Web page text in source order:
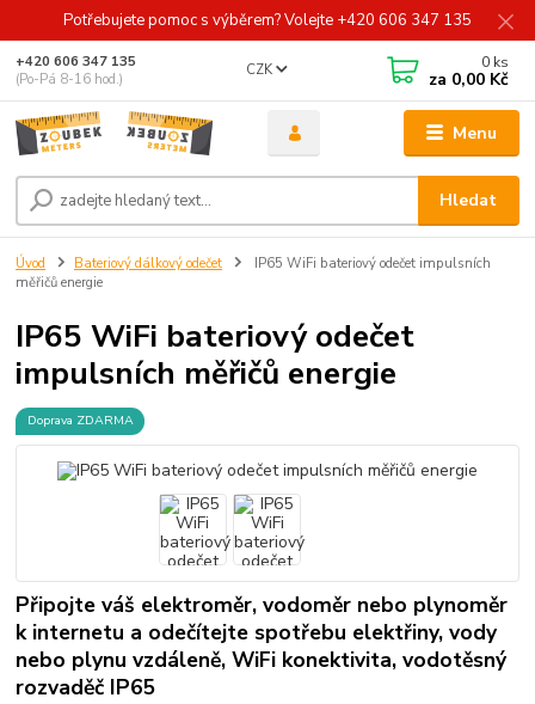
Potřebujete pomoc s výběrem? Volejte +420 606 347 135
Menu
CZK
Hledat
+420 606 347 135
(Po-Pá 8-16 hod.)
0 ks
za 0,00 Kč
Úvod Bateriový dálkový odečet
IP65 WiFi bateriový odečet impulsních
měřičů energie
IP65 WiFi bateriový odečet
impulsních měřičů energie
Doprava ZDARMA
Připojte váš elektroměr, vodoměr nebo plynoměr
k internetu a odečítejte spotřebu elektřiny, vody
nebo plynu vzdáleně, WiFi konektivita, vodotěsný
rozvaděč IP65